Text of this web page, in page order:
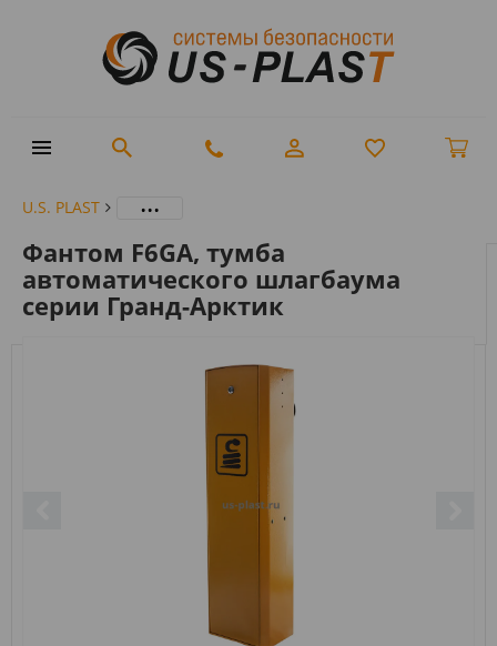
U.S. PLAST ...
Фантом F6GА, тумба
автоматического шлагбаума
серии Гранд-Арктик